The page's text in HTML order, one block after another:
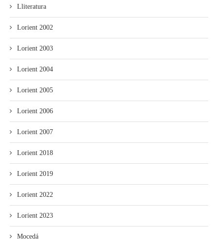
Lliteratura
Lorient 2002
Lorient 2003
Lorient 2004
Lorient 2005
Lorient 2006
Lorient 2007
Lorient 2018
Lorient 2019
Lorient 2022
Lorient 2023
Mocedá